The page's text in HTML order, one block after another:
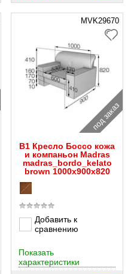
MVK29670
под заказ
B1 Кресло Боссо кожа
и компаньон Madras
madras_bordo_kelato
brown 1000х900х820
Добавить к
сравнению
Показать
характеристики